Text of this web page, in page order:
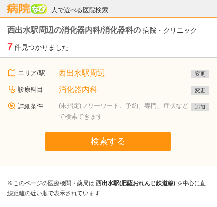
人で選べる医院検索
病院なび
西出水駅周辺の消化器内科/消化器科の 病院・クリニック
7 件見つかりました
エリア/駅 西出水駅周辺 変更
診療科目 消化器内科 変更
詳細条件
(未指定)フリーワード、予約、専門、症状など
で検索できます
追加
検索する
※このページの医療機関・薬局は 西出水駅(肥薩おれんじ鉄道線) を中心に直
線距離の近い順で表示されています